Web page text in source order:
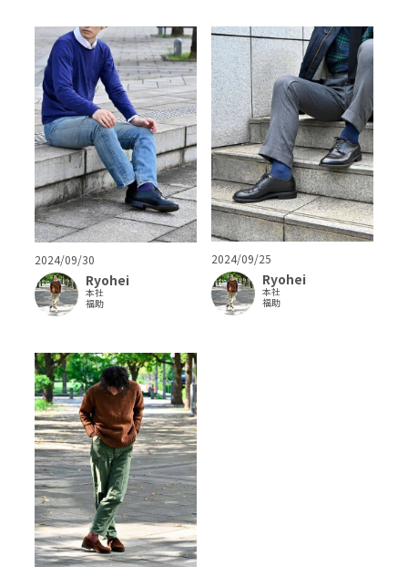
2024/09/30
Ryohei
本社
福助
2024/09/25
Ryohei
本社
福助